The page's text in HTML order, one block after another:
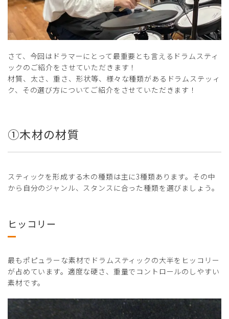
さて、今回はドラマーにとって最重要とも言えるドラムスティ
ックのご紹介をさせていただきます！
材質、太さ、重さ、形状等、様々な種類があるドラムステッィ
ク、その選び方についてご紹介をさせていただきます！
①木材の材質
スティックを形成する木の種類は主に3種類あります。その中
から自分のジャンル、スタンスに合った種類を選びましょう。
ヒッコリー
最もポピュラーな素材でドラムスティックの大半をヒッコリー
が占めています。適度な硬さ、重量でコントロールのしやすい
素材です。